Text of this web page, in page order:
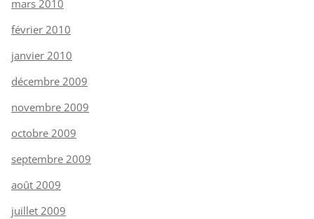
mars 2010
février 2010
janvier 2010
décembre 2009
novembre 2009
octobre 2009
septembre 2009
août 2009
juillet 2009